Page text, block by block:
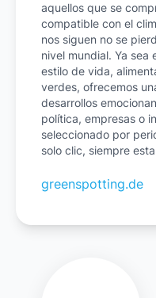
aquellos que se
compatible con el
nos siguen no se
nivel mundial. Ya sea
estilo de vida,
verdes, ofrecemos
desarrollos
política, empresas o
seleccionado por
solo clic, siempre
greenspotting.de